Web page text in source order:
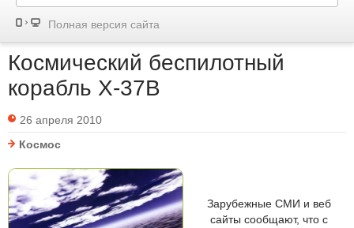
Полная версия сайта
Космический беспилотный
корабль X-37B
26 апреля 2010
Космос
Зарубежные СМИ и веб
сайты сообщают, что с